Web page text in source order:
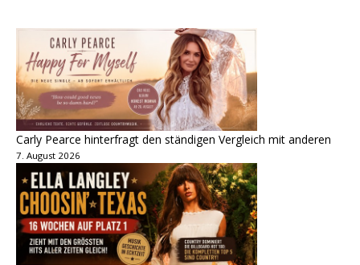
Carly Pearce hinterfragt den ständigen Vergleich mit anderen
7. August 2026